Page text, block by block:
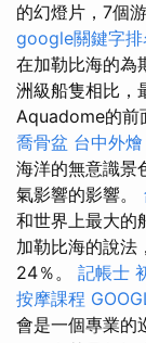
的幻燈片，7個
google關鍵字排
在加勒比海的為
洲級船隻相比，
Aquadome的前
喬骨盆 台中外燴
海洋的無意識景
氣影響的影響。
和世界上最大的
加勒比海的說法
24％。 記帳士
按摩課程
會是一個專業的